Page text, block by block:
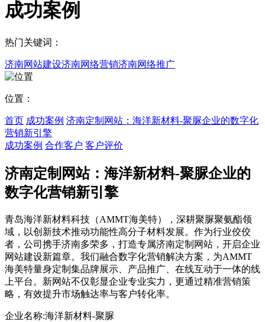
成功案例
热门关键词：
济南网站建设济南网络营销济南网络推广
位置：
首页 成功案例 济南定制网站：海洋新材料-聚脲企业的数字化
营销新引擎
成功案例 合作客户 客户评价
济南定制网站：海洋新材料-聚脲企业的
数字化营销新引擎
青岛海洋新材料科技（AMMT海美特），深耕聚脲聚氨酯领
域，以创新技术推动功能性高分子材料发展。作为行业佼佼
者，公司携手济南多荣多，打造专属济南定制网站，开启企业
网站建设新篇章。我们融合数字化营销解决方案，为AMMT
海美特量身定制集品牌展示、产品推广、在线互动于一体的线
上平台。新网站不仅彰显企业专业实力，更通过精准营销策
略，有效提升市场触达率与客户转化率。
企业名称:海洋新材料-聚脲